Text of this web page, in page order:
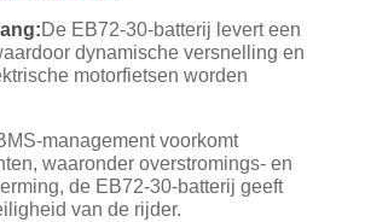
De EB72-30-batterij levert een
dynamische versnelling en
motorfietsen worden
management voorkomt
waaronder overstromings- en
de EB72-30-batterij geeft
van de rijder.